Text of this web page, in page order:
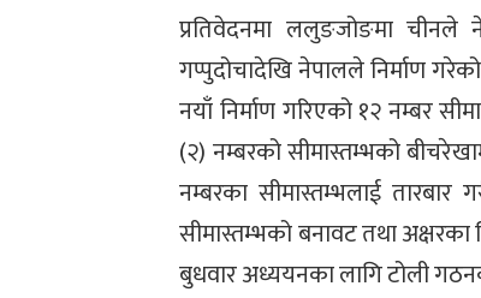
प्रतिवेदनमा ललुङजोङमा चीनले
गप्पुदोचादेखि नेपालले निर्माण
नयाँ निर्माण गरिएको १२ नम्बर
(२) नम्बरको सीमास्तम्भको
नम्बरका सीमास्तम्भलाई तारबार
सीमास्तम्भको बनावट तथा
बुधवार अध्ययनका लागि टोली